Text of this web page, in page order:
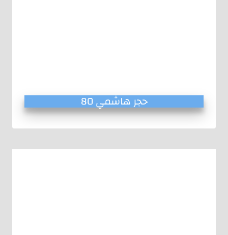
حجر هاشمي 80